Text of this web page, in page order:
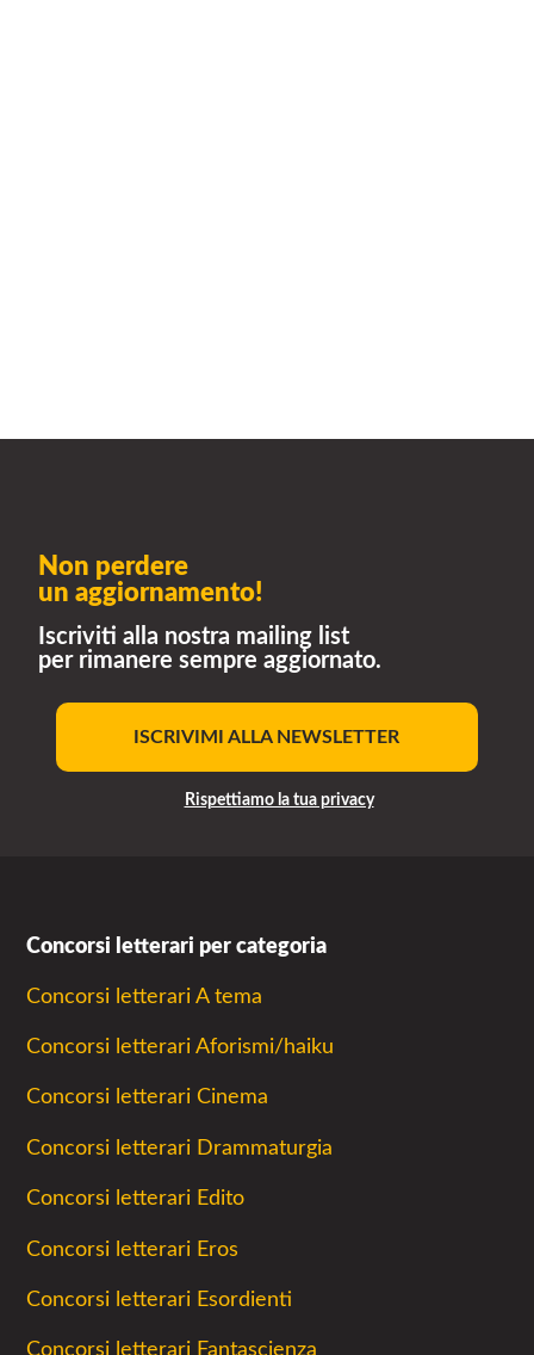
Non perdere
un aggiornamento!
Iscriviti alla nostra mailing list
per rimanere sempre aggiornato.
ISCRIVIMI ALLA NEWSLETTER
Rispettiamo la tua privacy
Concorsi letterari per categoria
Concorsi letterari A tema
Concorsi letterari Aforismi/haiku
Concorsi letterari Cinema
Concorsi letterari Drammaturgia
Concorsi letterari Edito
Concorsi letterari Eros
Concorsi letterari Esordienti
Concorsi letterari Fantascienza